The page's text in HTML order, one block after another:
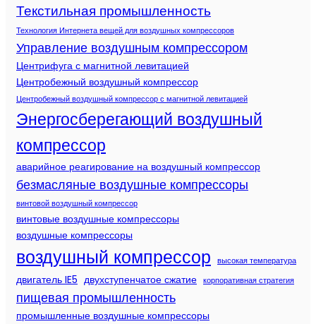
Текстильная промышленность
Технология Интернета вещей для воздушных компрессоров
Управление воздушным компрессором
Центрифуга с магнитной левитацией
Центробежный воздушный компрессор
Центробежный воздушный компрессор с магнитной левитацией
Энергосберегающий воздушный
компрессор
аварийное реагирование на воздушный компрессор
безмасляные воздушные компрессоры
винтовой воздушный компрессор
винтовые воздушные компрессоры
воздушные компрессоры
воздушный компрессор высокая температура
двигатель IE5 двухступенчатое сжатие корпоративная стратегия
пищевая промышленность
промышленные воздушные компрессоры